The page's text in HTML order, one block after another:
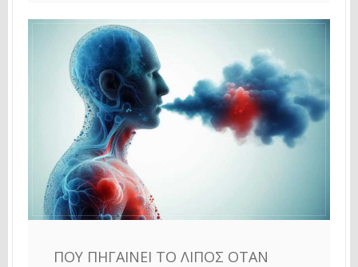
ΠΟΎ ΠΗΓΑΊΝΕΙ ΤΟ ΛΊΠΟΣ ΌΤΑΝ